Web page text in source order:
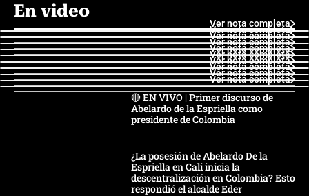
En video
Ver nota completa
Ver nota completa
Ver nota completa
Ver nota completa
Ver nota completa
Ver nota completa
Ver nota completa
Ver nota completa
Ver nota completa
Ver nota completa
🔴 EN VIVO | Primer discurso de
Abelardo de la Espriella como
presidente de Colombia
¿La posesión de Abelardo De la
Espriella en Cali inicia la
descentralización en Colombia? Esto
respondió el alcalde Eder